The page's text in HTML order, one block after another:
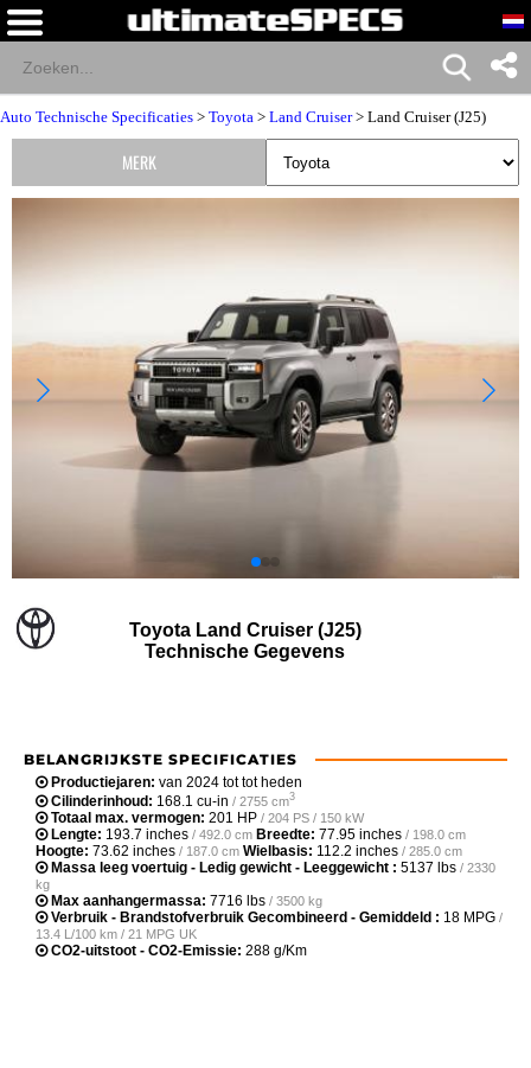
Auto Technische Specificaties > Toyota > Land Cruiser> Land Cruiser (J25)
Toyota Land Cruiser (J25)
Technische Gegevens
BELANGRIJKSTE SPECIFICATIES
Productiejaren: van 2024 tot tot heden
Cilinderinhoud: 168.1 cu-in / 2755 cm3
Totaal max. vermogen: 201 HP / 204 PS / 150 kW
Lengte: 193.7 inches / 492.0 cm Breedte: 77.95 inches / 198.0 cm
Hoogte: 73.62 inches / 187.0 cm Wielbasis: 112.2 inches / 285.0 cm
Massa leeg voertuig - Ledig gewicht - Leeggewicht : 5137 lbs / 2330
kg
Max aanhangermassa: 7716 lbs / 3500 kg
Verbruik - Brandstofverbruik Gecombineerd - Gemiddeld : 18 MPG /
13.4 L/100 km / 21 MPG UK
CO2-uitstoot - CO2-Emissie: 288 g/Km
MERK